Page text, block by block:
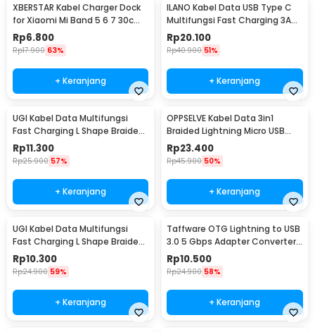
XBERSTAR Kabel Charger Dock
for Xiaomi Mi Band 5 6 7 30cm
- EDCS300
Rp6.800
Rp17.900 63%
+ Keranjang
ILANO Kabel Data USB Type C
Multifungsi Fast Charging 3A
60W 1.2M - ILC3
Rp20.100
Rp40.900 51%
+ Keranjang
UGI Kabel Data Multifungsi
Fast Charging L Shape Braided
2A 2M USB Type C - W-009
Rp11.300
Rp25.900 57%
+ Keranjang
OPPSELVE Kabel Data 3in1
Braided Lightning Micro USB
Type C 5V 6A 1.2M - OP142
Rp23.400
Rp45.900 50%
+ Keranjang
UGI Kabel Data Multifungsi
Fast Charging L Shape Braided
5V 2A 1M USB Type C - UGI02
Rp10.300
Rp24.900 59%
+ Keranjang
Taffware OTG Lightning to USB
3.0 5 Gbps Adapter Converter
- NO14
Rp10.500
Rp24.900 58%
+ Keranjang